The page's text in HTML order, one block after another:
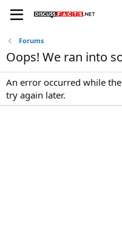
Forums
Oops! We ran into
An error occurred while
try again later.